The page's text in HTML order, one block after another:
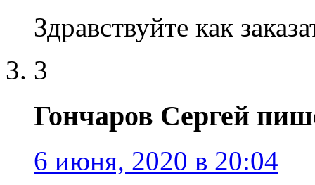
Здравствуйте как
3
Гончаров Сергей
6 июня, 2020 в 20:04